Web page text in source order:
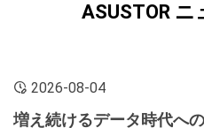
ASUSTOR
2026-08-04
増え続けるデータ時代へ